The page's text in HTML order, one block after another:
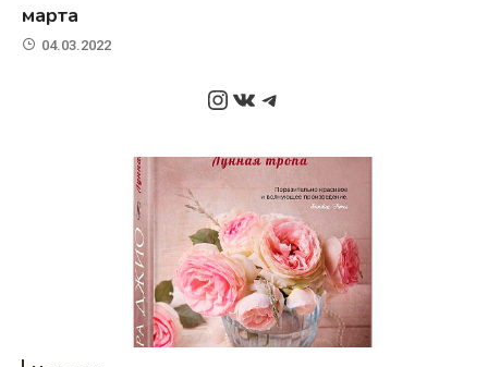
марта
04.03.2022
Instagram
ВКонтакте
Telegram